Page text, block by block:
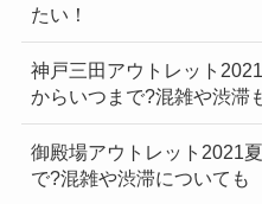
たい！
神戸三田アウトレット
からいつまで?混雑や渋滞
御殿場アウトレット2021
で?混雑や渋滞についても